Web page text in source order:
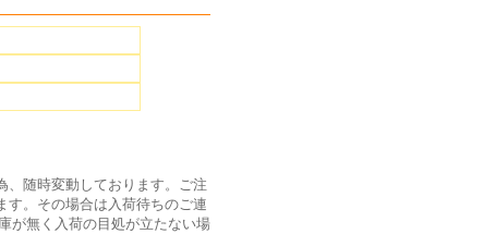
、随時変動しております。ご注
す。その場合は入荷待ちのご連
が無く入荷の目処が立たない場